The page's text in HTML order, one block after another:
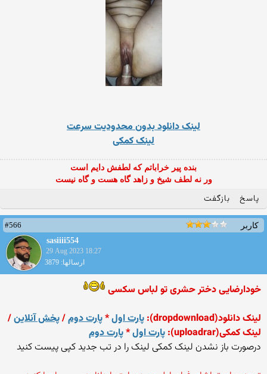
لینک دانلود بدون محدودیت سرعت
لینک کمکی
بنده پیر خراباتم که لطفش دایم است
ور نه لطف شیخ و زاهد گاه هست و گاه نیست
پاسخ بازگفت
کاربر
#566
sasiiii554
29 Aug 2023 18:27
ارسالها: 3879
خودارضایی دختر حشری تو لباس سکسی
لینک دانلود(dropdownload):
پارت اول*پارت دوم/پخش آنلاین/
لینک کمکی(uploadrar):
پارت اول*پارت دوم
درصورت باز نشدن لینک کمکی لینک را در تب جدید کپی پیست کنید